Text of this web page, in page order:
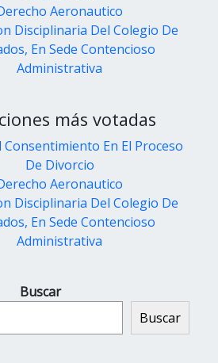
Aeronautico
Disciplinaria Del Colegio De
En Sede Contencioso
Administrativa
más votadas
Consentimiento En El Proceso
De Divorcio
Aeronautico
Disciplinaria Del Colegio De
En Sede Contencioso
Administrativa
Buscar
Buscar